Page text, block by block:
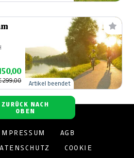
299,00 Artikel beendet
ZURÜCK NACH
OBEN
AGB
COOKIE